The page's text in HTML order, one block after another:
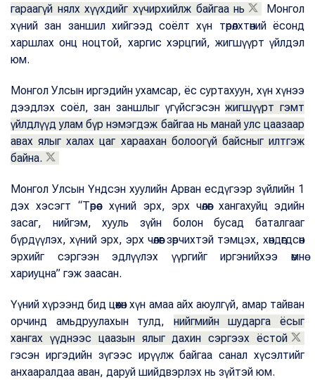
гараагүй нялх хүүхдийг хүчирхийлж байгаа нь
Монгол
хүний зан заншил хийгээд соёлт хүн төрөлхтөний ёсонд
харшлах онц ноцтой, харгис хэрцгий, жигшүүрт үйлдэл
юм.
Монгол Улсын иргэдийн ухамсар, ёс суртахуун, хүн хүнээ
дээдлэх соёл, зан заншлыг үгүйсгэсэнжигшүүрт гэмт
үйлдлүүд улам бүр нэмэгдэж байгаа нь манай улс цаазаар
авах ялыг халах цаг хараахан болоогүй байсныг илтгэж
байна.
Монгол Улсын Үндсэн хуулийн Арван есдүгээр зүйлийн 1
дэх хэсэгт “Төрөөс хүний эрх, эрх чөлөөг хангахуйц эдийн
засаг, нийгэм, хууль зүйн болон бусад баталгааг
бүрдүүлэх, хүний эрх, эрх чөлөөг зөрчихтэй тэмцэх, хөндөгдсөн
эрхийг сэргээн эдлүүлэх үүргийг иргэнийхээ өмнө
хариуцна” гэж заасан.
Үүний хүрээнд бид цөөхөн хүн амаа айх аюулгүй, амар тайван
орчинд амьдруулахын тулд, нийгмийн шударга ёсыг
хангах үүднээс цаазын ялыг дахин сэргээх ёстой
гэсэн иргэдийн зүгээс ирүүлж байгаа санал хүсэлтийг
анхааралдаа аван, даруй шийдвэрлэх нь зүйтэй юм.